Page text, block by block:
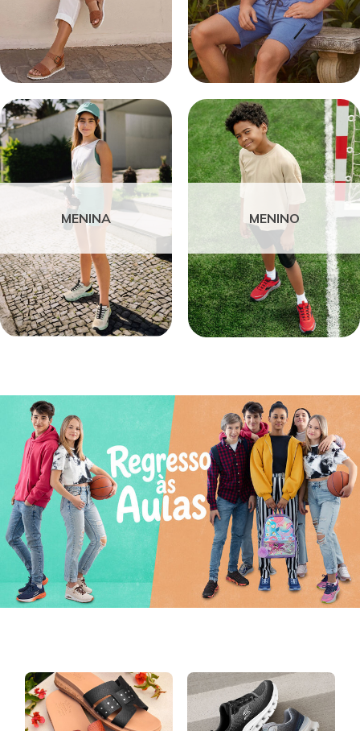
MENINA MENINO